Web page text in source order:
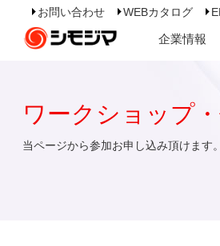
お問い合わせ WEBカタログ
企業情報
ワークショップ
当ページから参加お申し込み頂けます。